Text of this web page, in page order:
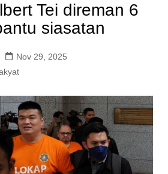
Tei direman 6
siasatan
Nov 29, 2025